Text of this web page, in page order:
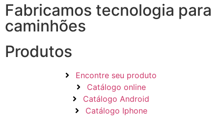
Fabricamos tecnologia para
caminhões
Produtos
Encontre seu produto
Catálogo online
Catálogo Android
Catálogo Iphone